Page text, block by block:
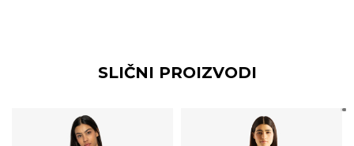
SLIČNI PROIZVODI